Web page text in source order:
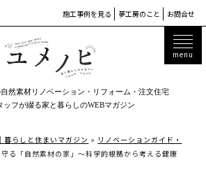
施工事例を見る 夢工房のこと お問合せ
然素材リノベーション・リフォーム・注文住宅
ッフが綴る家と暮らしのWEBマガジン
暮らしと住まいマガジン » リノベーションガイド・
る「自然素材の家」～科学的根拠から考える健康